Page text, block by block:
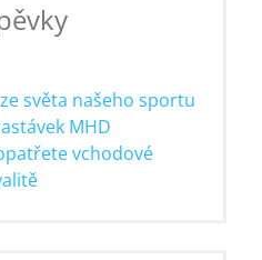
světa našeho sportu
MHD
vchodové